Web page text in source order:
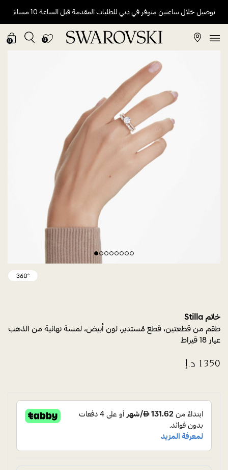
توصيل خلال ساعتين متوفر في دبي للطلبات المقدمة قبل الساعة 10 مساءً
0
0
خاتم Stilla
طقم من قطعتين، قطع مُستدير، لون أبيض، لمسة نهائية من الذهب
عيار 18 قيراط